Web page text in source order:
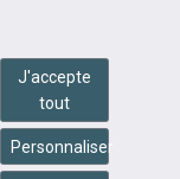
J'accepte
tout
Personnaliser